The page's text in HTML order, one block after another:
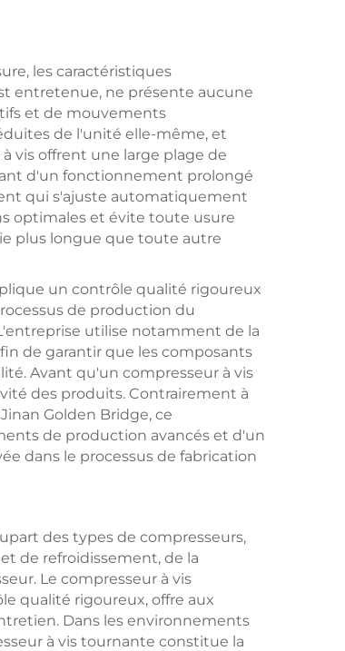
les caractéristiques
entretenue, ne présente aucune
et de mouvements
de l'unité elle-même, et
vis offrent une large plage de
d'un fonctionnement prolongé
qui s'ajuste automatiquement
optimales et évite toute usure
plus longue que toute autre
un contrôle qualité rigoureux
de production du
utilise notamment de la
de garantir que les composants
Avant qu'un compresseur à vis
des produits. Contrairement à
Golden Bridge, ce
de production avancés et d'un
dans le processus de fabrication
des types de compresseurs,
de refroidissement, de la
Le compresseur à vis
qualité rigoureux, offre aux
Dans les environnements
à vis tournante constitue la